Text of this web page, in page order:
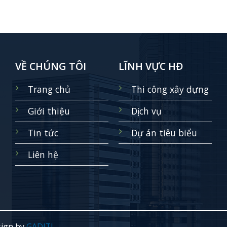
VỀ CHÚNG TÔI
Trang chủ
Giới thiệu
Tin tức
Liên hệ
LĨNH VỰC HĐ
Thi công xây dựng
Dịch vụ
Dự án tiêu biểu